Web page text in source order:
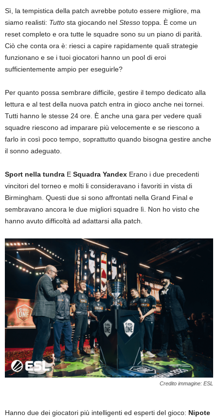
Sì, la tempistica della patch avrebbe potuto essere migliore, ma
siamo realisti: Tutto sta giocando nel Stesso toppa. È come un
reset completo e ora tutte le squadre sono su un piano di parità.
Ciò che conta ora è: riesci a capire rapidamente quali strategie
funzionano e se i tuoi giocatori hanno un pool di eroi
sufficientemente ampio per eseguirle?
Per quanto possa sembrare difficile, gestire il tempo dedicato alla
lettura e al test della nuova patch entra in gioco anche nei tornei.
Tutti hanno le stesse 24 ore. È anche una gara per vedere quali
squadre riescono ad imparare più velocemente e se riescono a
farlo in così poco tempo, soprattutto quando bisogna gestire anche
il sonno adeguato.
Sport nella tundra E Squadra Yandex Erano i due precedenti
vincitori del torneo e molti li consideravano i favoriti in vista di
Birmingham. Questi due si sono affrontati nella Grand Final e
sembravano ancora le due migliori squadre lì. Non ho visto che
hanno avuto difficoltà ad adattarsi alla patch.
Credito immagine: ESL
Hanno due dei giocatori più intelligenti ed esperti del gioco: Nipote